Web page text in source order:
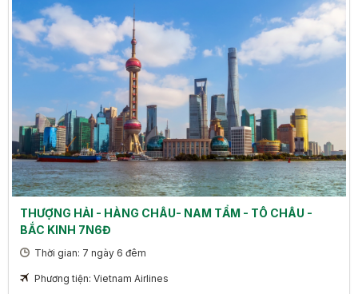
THƯỢNG HẢI - HÀNG CHÂU- NAM TẨM - TÔ CHÂU -
BẮC KINH 7N6Đ
Thời gian: 7 ngày 6 đêm
Phương tiện: Vietnam Airlines